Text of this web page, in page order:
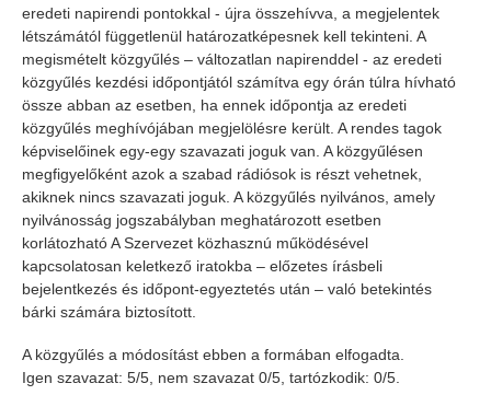
eredeti napirendi pontokkal - újra összehívva, a megjelentek
létszámától függetlenül határozatképesnek kell tekinteni. A
megismételt közgyűlés – változatlan napirenddel - az eredeti
közgyűlés kezdési időpontjától számítva egy órán túlra hívható
össze abban az esetben, ha ennek időpontja az eredeti
közgyűlés meghívójában megjelölésre került. A rendes tagok
képviselőinek egy-egy szavazati joguk van. A közgyűlésen
megfigyelőként azok a szabad rádiósok is részt vehetnek,
akiknek nincs szavazati joguk. A közgyűlés nyilvános, amely
nyilvánosság jogszabályban meghatározott esetben
korlátozható A Szervezet közhasznú működésével
kapcsolatosan keletkező iratokba – előzetes írásbeli
bejelentkezés és időpont-egyeztetés után – való betekintés
bárki számára biztosított.
A közgyűlés a módosítást ebben a formában elfogadta.
Igen szavazat: 5/5, nem szavazat 0/5, tartózkodik: 0/5.